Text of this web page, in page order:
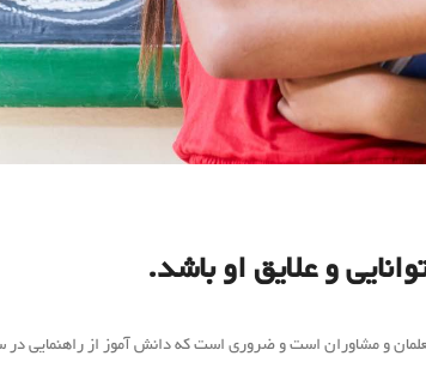
و علایق او باشد.
و مشاوران است و ضروری است که دانش آموز از راهنمایی